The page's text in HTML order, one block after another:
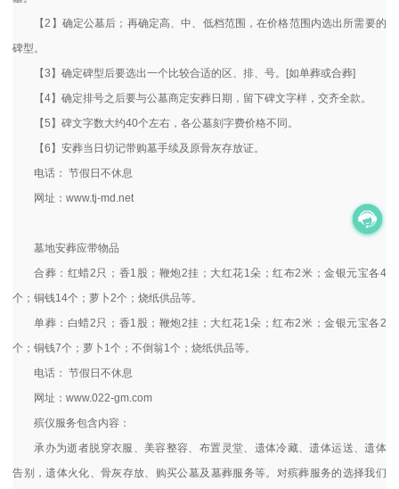
【2】确定公墓后；再确定高、中、低档范围，在价格范围内选出所需要的
碑型。
【3】确定碑型后要选出一个比较合适的区、排、号。[如单葬或合葬]
【4】确定排号之后要与公墓商定安葬日期，留下碑文字样，交齐全款。
【5】碑文字数大约40个左右，各公墓刻字费价格不同。
【6】安葬当日切记带购墓手续及原骨灰存放证。
电话： 节假日不休息
网址：www.tj-md.net
墓地安葬应带物品
合葬：红蜡2只；香1股；鞭炮2挂；大红花1朵；红布2米；金银元宝各4
个；铜钱14个；萝卜2个；烧纸供品等。
单葬：白蜡2只；香1股；鞭炮2挂；大红花1朵；红布2米；金银元宝各2
个；铜钱7个；萝卜1个；不倒翁1个；烧纸供品等。
电话： 节假日不休息
网址：www.022-gm.com
殡仪服务包含内容：
承办为逝者脱穿衣服、美容整容、布置灵堂、遗体冷藏、遗体运送、遗体
告别，遗体火化、骨灰存放、购买公墓及墓葬服务等。对殡葬服务的选择我们